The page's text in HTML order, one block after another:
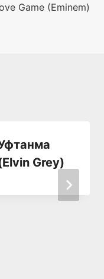
Game (Eminem)
Grey)